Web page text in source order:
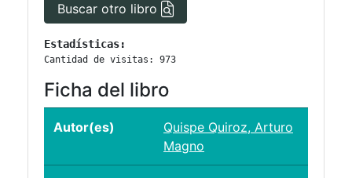
Buscar otro libro
Estadísticas:
Cantidad de visitas: 973
Ficha del libro
Autor(es)
Quispe Quiroz, Arturo
Magno